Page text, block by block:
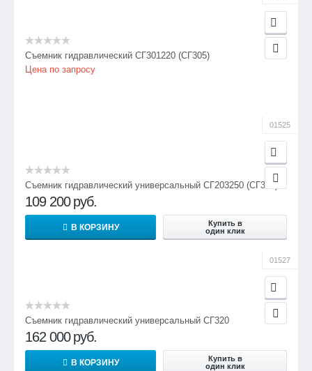
Съемник гидравлический СГ301220 (СГ305)
Цена по запросу
01525
Съемник гидравлический универсальный СГ203250 (СГ315)
109 200 руб.
В КОРЗИНУ
Купить в
один клик
01527
Съемник гидравлический универсальный СГ320
162 000 руб.
В КОРЗИНУ
Купить в
один клик